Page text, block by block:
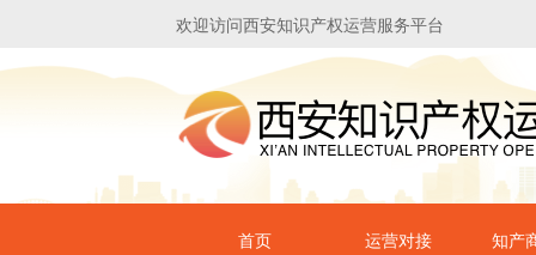
欢迎访问西安知识产权运营服务平台
首页 运营对接 知产